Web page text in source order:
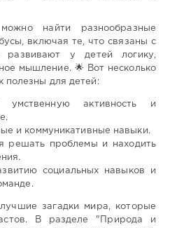
найти разнообразные
включая те, что связаны с
развивают у детей логику,
мышление. 🌟 Вот несколько
полезны для детей:
активность и
и коммуникативные навыки.
решать проблемы и находить
социальных навыков и
загадки мира, которые
В разделе "Природа и